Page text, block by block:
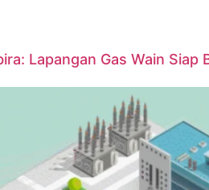
Lapangan Gas Wain